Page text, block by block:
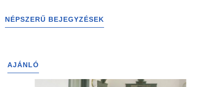
NÉPSZERŰ BEJEGYZÉSEK
AJÁNLÓ